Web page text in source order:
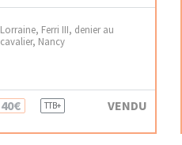
Lorraine, Ferri III, denier au
cavalier, Nancy
40€ TTB+ VENDU